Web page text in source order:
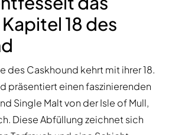
18 des
des Caskhound kehrt mit ihrer 18.
präsentiert einen faszinierenden
Single Malt von der Isle of Mull,
Diese Abfüllung zeichnet sich